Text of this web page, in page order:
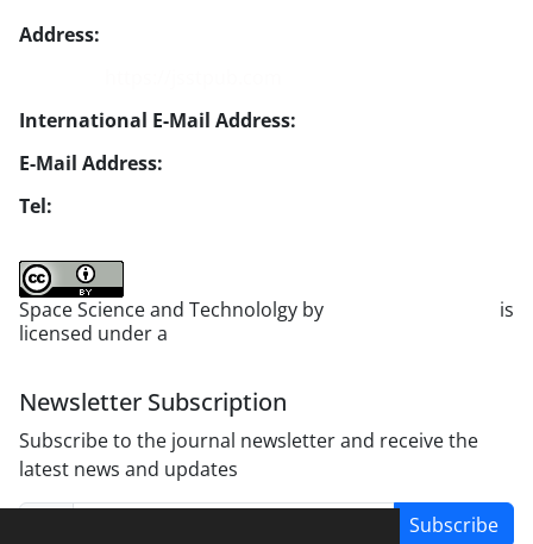
Address:
International E-Mail Address:
E-Mail Address:
Tel:
Space Science and Technololgy by
is
licensed under a
Newsletter Subscription
Subscribe to the journal newsletter and receive the
latest news and updates
Subscribe